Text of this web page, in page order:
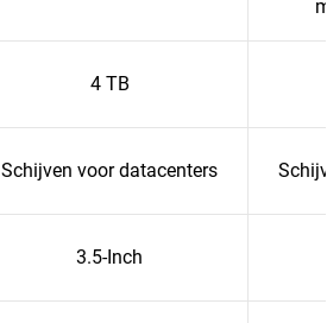
4 TB
Schijven voor datacenters
3.5-Inch